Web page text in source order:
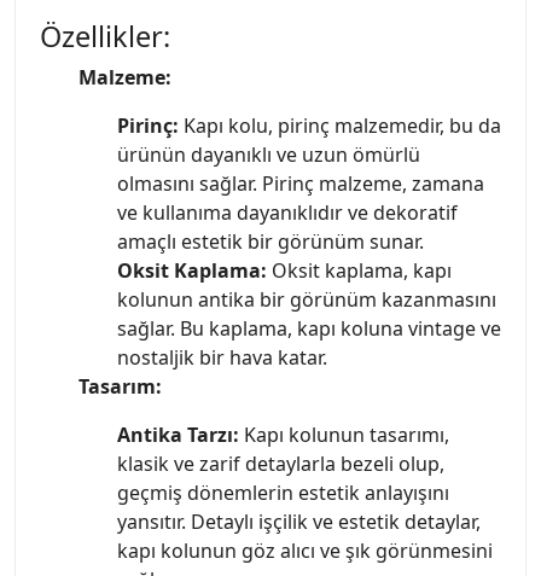
Özellikler:
Malzeme:
Pirinç: Kapı kolu, pirinç malzemedir, bu da
ürünün dayanıklı ve uzun ömürlü
olmasını sağlar. Pirinç malzeme, zamana
ve kullanıma dayanıklıdır ve dekoratif
amaçlı estetik bir görünüm sunar.
Oksit Kaplama: Oksit kaplama, kapı
kolunun antika bir görünüm kazanmasını
sağlar. Bu kaplama, kapı koluna vintage ve
nostaljik bir hava katar.
Tasarım:
Antika Tarzı: Kapı kolunun tasarımı,
klasik ve zarif detaylarla bezeli olup,
geçmiş dönemlerin estetik anlayışını
yansıtır. Detaylı işçilik ve estetik detaylar,
kapı kolunun göz alıcı ve şık görünmesini